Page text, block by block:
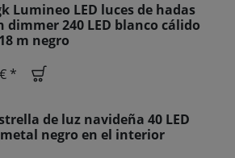
Lumineo LED luces de hadas
dimmer 240 LED blanco cálido
m negro
*
de luz navideña 40 LED
negro en el interior